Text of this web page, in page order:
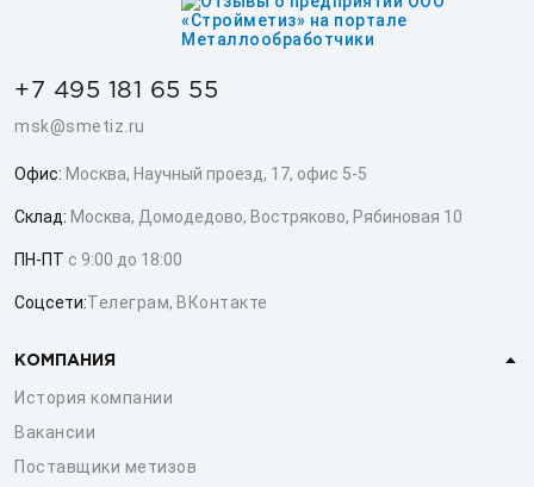
+7 495 181 65 55
msk@smetiz.ru
Офис: Москва, Научный проезд, 17, офис 5-5
Склад: Москва, Домодедово, Востряково, Рябиновая 10
ПН-ПТ с 9:00 до 18:00
Соцсети:Телеграм, ВКонтакте
КОМПАНИЯ
История компании
Вакансии
Поставщики метизов